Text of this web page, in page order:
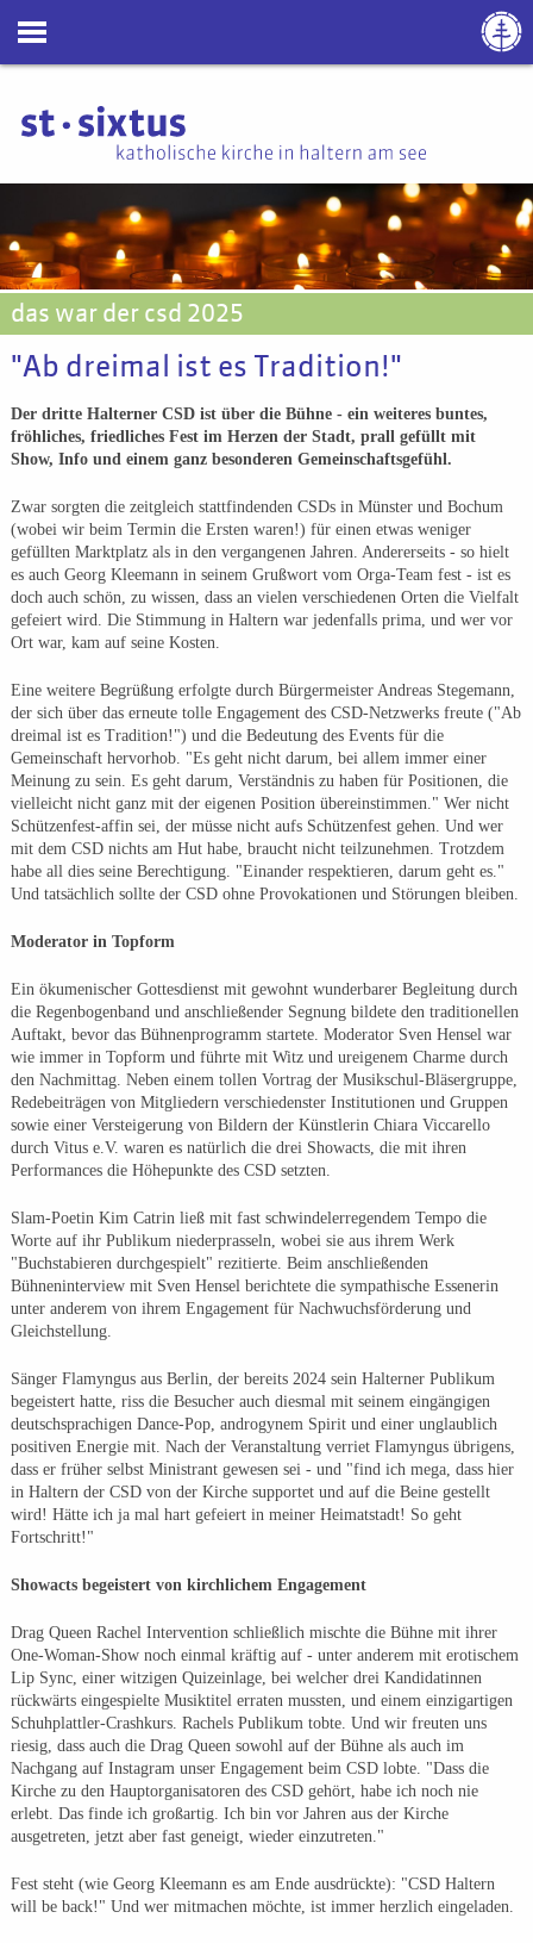
das war der csd 2025
"Ab dreimal ist es Tradition!"
Der dritte Halterner CSD ist über die Bühne - ein weiteres buntes,
fröhliches, friedliches Fest im Herzen der Stadt, prall gefüllt mit
Show, Info und einem ganz besonderen Gemeinschaftsgefühl.
Zwar sorgten die zeitgleich stattfindenden CSDs in Münster und Bochum
(wobei wir beim Termin die Ersten waren!) für einen etwas weniger
gefüllten Marktplatz als in den vergangenen Jahren. Andererseits - so hielt
es auch Georg Kleemann in seinem Grußwort vom Orga-Team fest - ist es
doch auch schön, zu wissen, dass an vielen verschiedenen Orten die Vielfalt
gefeiert wird. Die Stimmung in Haltern war jedenfalls prima, und wer vor
Ort war, kam auf seine Kosten.
Eine weitere Begrüßung erfolgte durch Bürgermeister Andreas Stegemann,
der sich über das erneute tolle Engagement des CSD-Netzwerks freute ("Ab
dreimal ist es Tradition!") und die Bedeutung des Events für die
Gemeinschaft hervorhob. "Es geht nicht darum, bei allem immer einer
Meinung zu sein. Es geht darum, Verständnis zu haben für Positionen, die
vielleicht nicht ganz mit der eigenen Position übereinstimmen." Wer nicht
Schützenfest-affin sei, der müsse nicht aufs Schützenfest gehen. Und wer
mit dem CSD nichts am Hut habe, braucht nicht teilzunehmen. Trotzdem
habe all dies seine Berechtigung. "Einander respektieren, darum geht es."
Und tatsächlich sollte der CSD ohne Provokationen und Störungen bleiben.
Moderator in Topform
Ein ökumenischer Gottesdienst mit gewohnt wunderbarer Begleitung durch
die Regenbogenband und anschließender Segnung bildete den traditionellen
Auftakt, bevor das Bühnenprogramm startete. Moderator Sven Hensel war
wie immer in Topform und führte mit Witz und ureigenem Charme durch
den Nachmittag. Neben einem tollen Vortrag der Musikschul-Bläsergruppe,
Redebeiträgen von Mitgliedern verschiedenster Institutionen und Gruppen
sowie einer Versteigerung von Bildern der Künstlerin Chiara Viccarello
durch Vitus e.V. waren es natürlich die drei Showacts, die mit ihren
Performances die Höhepunkte des CSD setzten.
Slam-Poetin Kim Catrin ließ mit fast schwindelerregendem Tempo die
Worte auf ihr Publikum niederprasseln, wobei sie aus ihrem Werk
"Buchstabieren durchgespielt" rezitierte. Beim anschließenden
Bühneninterview mit Sven Hensel berichtete die sympathische Essenerin
unter anderem von ihrem Engagement für Nachwuchsförderung und
Gleichstellung.
Sänger Flamyngus aus Berlin, der bereits 2024 sein Halterner Publikum
begeistert hatte, riss die Besucher auch diesmal mit seinem eingängigen
deutschsprachigen Dance-Pop, androgynem Spirit und einer unglaublich
positiven Energie mit. Nach der Veranstaltung verriet Flamyngus übrigens,
dass er früher selbst Ministrant gewesen sei - und "find ich mega, dass hier
in Haltern der CSD von der Kirche supportet und auf die Beine gestellt
wird! Hätte ich ja mal hart gefeiert in meiner Heimatstadt! So geht
Fortschritt!"
Showacts begeistert von kirchlichem Engagement
Drag Queen Rachel Intervention schließlich mischte die Bühne mit ihrer
One-Woman-Show noch einmal kräftig auf - unter anderem mit erotischem
Lip Sync, einer witzigen Quizeinlage, bei welcher drei Kandidatinnen
rückwärts eingespielte Musiktitel erraten mussten, und einem einzigartigen
Schuhplattler-Crashkurs. Rachels Publikum tobte. Und wir freuten uns
riesig, dass auch die Drag Queen sowohl auf der Bühne als auch im
Nachgang auf Instagram unser Engagement beim CSD lobte. "Dass die
Kirche zu den Hauptorganisatoren des CSD gehört, habe ich noch nie
erlebt. Das finde ich großartig. Ich bin vor Jahren aus der Kirche
ausgetreten, jetzt aber fast geneigt, wieder einzutreten."
Fest steht (wie Georg Kleemann es am Ende ausdrückte): "CSD Haltern
will be back!" Und wer mitmachen möchte, ist immer herzlich eingeladen.